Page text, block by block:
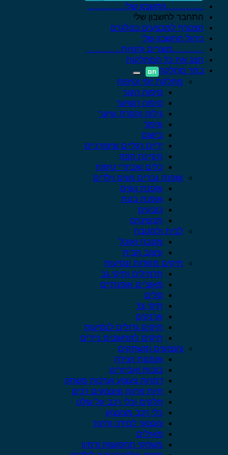
………….החשבון שלי………….
התחבר לחשבון שלי
הצטרף למבצעים בטלגרם
ניהול החשבון שלי
………..מוצרים וחנויות…………
הצג את כל המחלקות
בחר מחלקה
מחלקת יופי וטיפוח
טיפוח העור
טיפוח השיער
גילוח והסרת שיער
איפור
בישום
ידיים רגליים וציפורניים
היגיינת הפה
כלים ואביזרי טיפוח
אופנה גברים נשים וילדים
אופנת נשים
אופנת בנות
כובעים
תכשיטים
לבית ולמטבח
מטבח ואוכל
עיצוב הבית
תיקים מזוודות ונסיעות
תרמילים ותיקי גב
פאוצ’ים אופנתיים
סלים
תיקי צד
ארנקים
תיקים גדולים לנסיעות
תיקים למחשבים ניידים
צעצועים ומשחקים
אומנות ויצירה
בובות ואביזרים
דמויות צעצוע וערכות משחק
חיות פרווה וצעצועים רכים
חלקים וכלי רכב על שלט
כלי רכב מצעצוע
צעצועי למידה וחינוך
פאזלים
משחקי תחפושות ודמיון